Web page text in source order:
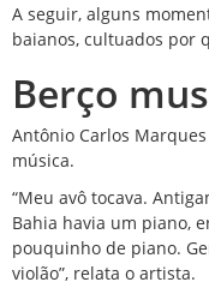
A seguir, alguns
baianos, cultuados por
Berço
Antônio Carlos
música.
“Meu avô tocava.
Bahia havia um piano,
pouquinho de piano.
violão”, relata o artista.